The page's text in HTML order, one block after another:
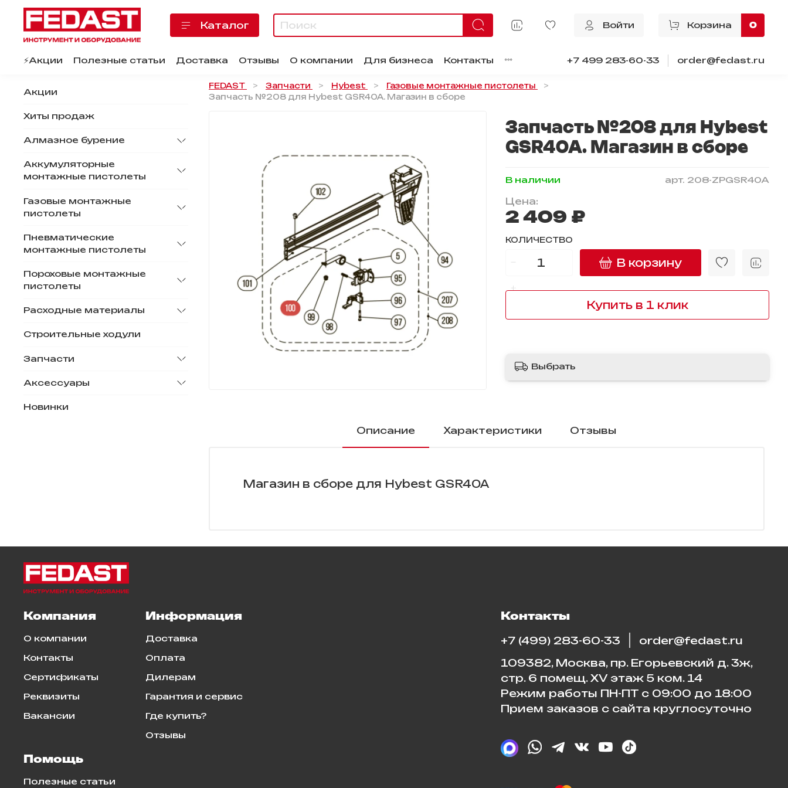
Каталог Войти Корзина 0
⚡️Акции Полезные статьи Доставка Отзывы О компании Для бизнеса Контакты +7 499 283-60-33 order@fedast.ru
FEDAST Запчасти Hybest
Газовые монтажные пистолеты
Запчасть №208 для Hybest GSR40A. Магазин в сборе
арт. 208-ZPGSR40A
В наличии
Запчасть №208 для Hybest
GSR40A. Магазин в сборе
Цена:
2 409 ₽
КОЛИЧЕСТВО
В корзину
Купить в 1 клик
Выбрать
Описание Характеристики Отзывы
Магазин в сборе для Hybest GSR40A
Акции
Хиты продаж
Алмазное бурение
Аккумуляторные
монтажные пистолеты
Газовые монтажные
пистолеты
Пневматические
монтажные пистолеты
Пороховые монтажные
пистолеты
Расходные материалы
Строительные ходули
Запчасти
Аксессуары
Новинки
Компания
О компании
Контакты
Сертификаты
Реквизиты
Вакансии
Информация
Доставка
Оплата
Дилерам
Гарантия и сервис
Где купить?
Отзывы
Помощь
Полезные статьи
Контакты
+7 (499) 283-60-33
order@fedast.ru
109382, Москва, пр. Егорьевский д. 3ж,
стр. 6 помещ. XV этаж 5 ком. 14
Режим работы ПН-ПТ с 09:00 до 18:00
Прием заказов с сайта круглосуточно